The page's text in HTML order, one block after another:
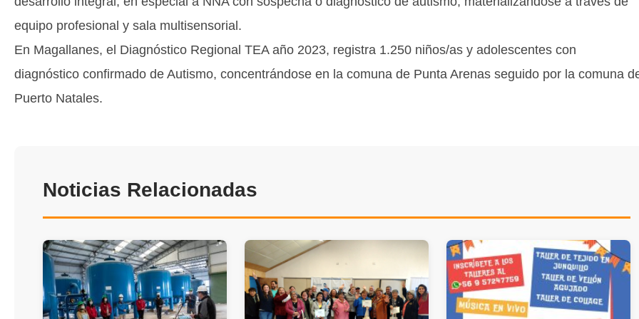
equipo profesional y sala multisensorial.
En Magallanes, el Diagnóstico Regional TEA año 2023, registra 1.250 niños/as y adolescentes con
diagnóstico confirmado de Autismo, concentrándose en la comuna de Punta Arenas seguido por la comuna
Puerto Natales.
Noticias Relacionadas